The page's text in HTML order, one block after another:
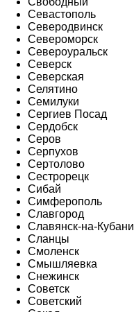
Севастополь
Северодвинск
Североморск
Североуральск
Северск
Северская
Селятино
Семилуки
Сергиев Посад
Сердобск
Серов
Серпухов
Сертолово
Сестрорецк
Сибай
Симферополь
Славгород
Славянск-на-Кубани
Сланцы
Смоленск
Смышляевка
Снежинск
Советск
Советский